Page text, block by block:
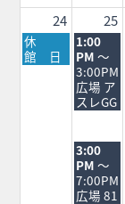
24 25
月
曜
日,
休
館 日
火
曜
日,
8
月
25th
1:00
PM ～
3:00PM
広場 ア
スレGG
火
曜
日,
8
3:00
PM ～
7:00PM
広場 81